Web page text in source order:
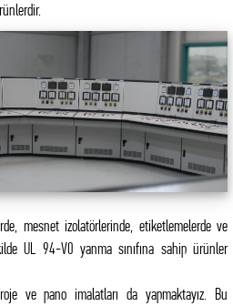
mesnet izolatörlerinde, etiketlemelerde ve
UL 94-V0 yanma sınıfına sahip ürünler
ve pano imalatları da yapmaktayız. Bu